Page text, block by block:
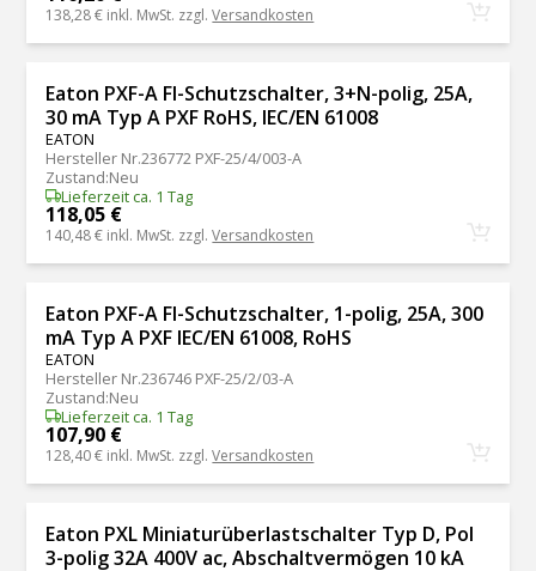
138,28 € inkl. MwSt. zzgl.Versandkosten
Eaton PXF-A FI-Schutzschalter, 3+N-polig, 25A,
30 mA Typ A PXF RoHS, IEC/EN 61008
EATON
Hersteller Nr.236772 PXF-25/4/003-A
Zustand:Neu
Lieferzeit ca. 1 Tag
118,05 €
140,48 € inkl. MwSt. zzgl.Versandkosten
Eaton PXF-A FI-Schutzschalter, 1-polig, 25A, 300
mA Typ A PXF IEC/EN 61008, RoHS
EATON
Hersteller Nr.236746 PXF-25/2/03-A
Zustand:Neu
Lieferzeit ca. 1 Tag
107,90 €
128,40 € inkl. MwSt. zzgl.Versandkosten
Eaton PXL Miniaturüberlastschalter Typ D, Pol
3-polig 32A 400V ac, Abschaltvermögen 10 kA